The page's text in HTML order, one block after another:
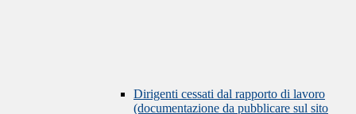
Dirigenti cessati dal rapporto di lavoro
(documentazione da pubblicare sul sito